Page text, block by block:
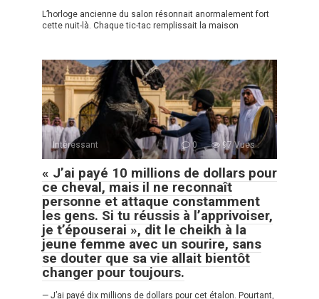
L’horloge ancienne du salon résonnait anormalement fort
cette nuit-là. Chaque tic-tac remplissait la maison
Intéressant 0 97 Vues :
« J’ai payé 10 millions de dollars pour
ce cheval, mais il ne reconnaît
personne et attaque constamment
les gens. Si tu réussis à l’apprivoiser,
je t’épouserai », dit le cheikh à la
jeune femme avec un sourire, sans
se douter que sa vie allait bientôt
changer pour toujours.
— J’ai payé dix millions de dollars pour cet étalon. Pourtant,